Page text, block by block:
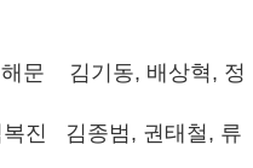
문 김기동, 배상혁, 정
진 김종범, 권태철, 류